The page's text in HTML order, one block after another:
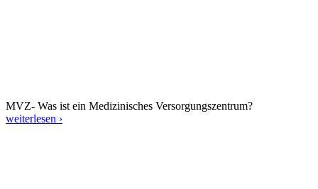
MVZ- Was ist ein Medizinisches Versorgungszentrum?
weiterlesen ›